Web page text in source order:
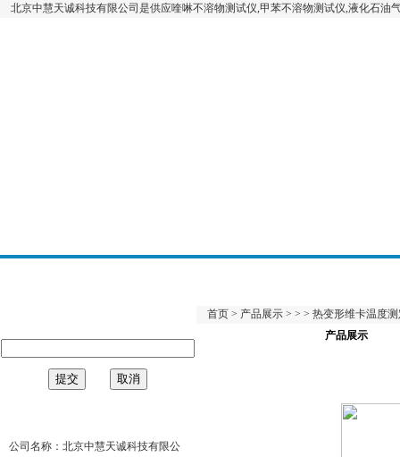
北京中慧天诚科技有限公司是供应喹啉不溶物测试仪,甲苯不溶物测试仪,液化石油
公司名称：北京中慧天诚科技有限公
首页 > 产品展示 > > > 热变形维卡温度
产品展示